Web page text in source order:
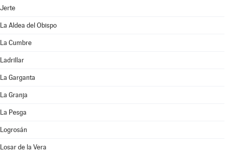
Jerte
La Aldea del Obispo
La Cumbre
Ladrillar
La Garganta
La Granja
La Pesga
Logrosán
Losar de la Vera